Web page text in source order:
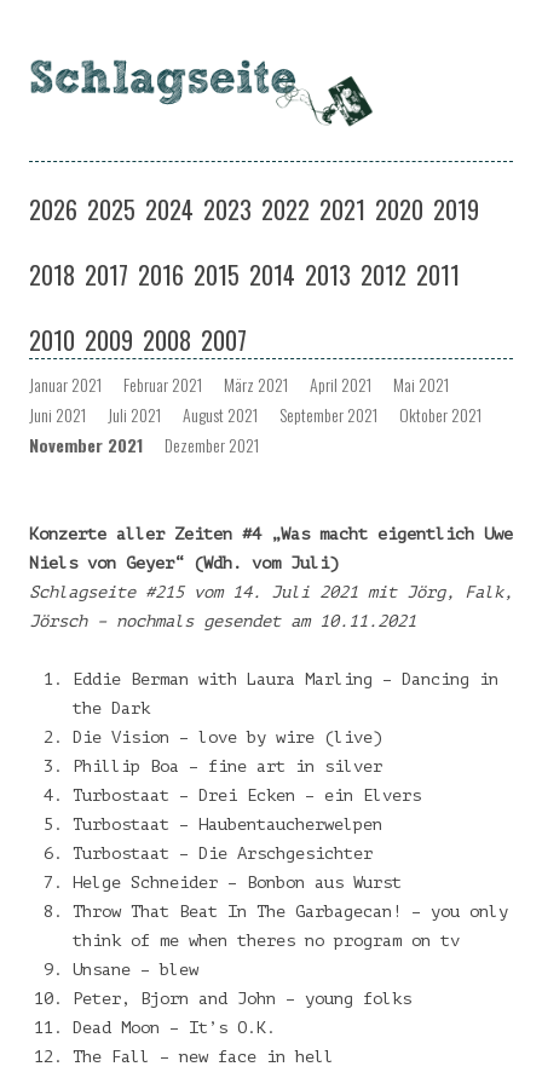
Zum
springen
2026 2025 2024 2023 2022 2021 2020 2019
2018 2017 2016 2015 2014 2013 2012 2011
2010 2009 2008 2007
Januar 2021 Februar 2021 März 2021 April 2021
Mai 2021
Juni 2021
Juli 2021 August 2021 September 2021
Oktober 2021
November 2021
Dezember 2021
Konzerte aller Zeiten #4 „Was macht eigentlich Uwe
Niels von Geyer“ (Wdh. vom Juli)
Schlagseite #215 vom 14. Juli 2021 mit Jörg, Falk,
Jörsch – nochmals gesendet am 10.11.2021
Eddie Berman with Laura Marling – Dancing in
the Dark
Die Vision – love by wire (live)
Phillip Boa – fine art in silver
Turbostaat – Drei Ecken – ein Elvers
Turbostaat – Haubentaucherwelpen
Turbostaat – Die Arschgesichter
Helge Schneider – Bonbon aus Wurst
Throw That Beat In The Garbagecan! – you only
think of me when theres no program on tv
Unsane – blew
Peter, Bjorn and John – young folks
Dead Moon – It’s O.K.
The Fall – new face in hell